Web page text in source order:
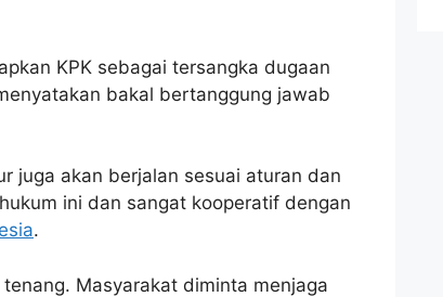
KPK sebagai tersangka dugaan
bakal bertanggung jawab
juga akan berjalan sesuai aturan dan
ini dan sangat kooperatif dengan
.
Masyarakat diminta menjaga